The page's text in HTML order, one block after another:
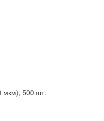
мкм), 500 шт.